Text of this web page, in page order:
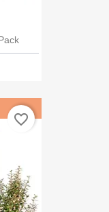
favorite_border